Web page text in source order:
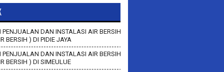
PENJUALAN DAN INSTALASI AIR BERSIH
BERSIH ) DI PIDIE JAYA
PENJUALAN DAN INSTALASI AIR BERSIH
BERSIH ) DI SIMEULUE